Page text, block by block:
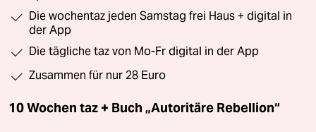
Die wochentaz jeden Samstag frei Haus + digital in
der App
Die tägliche taz von Mo-Fr digital in der App
Zusammen für nur 28 Euro
10 Wochen taz + Buch „Autoritäre Rebellion“